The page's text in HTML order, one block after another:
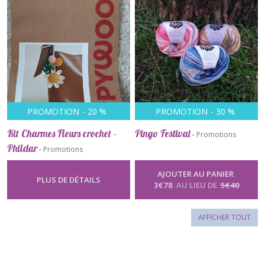
PROMOTION - 20 %
Kit Charmes Fleurs crochet -
Phildar- Promotions
PLUS DE DÉTAILS
PROMOTION - 30 %
Pingo Festival- Promotions
AJOUTER AU PANIER
3€78 AU LIEU DE 5€40
AFFICHER TOUT